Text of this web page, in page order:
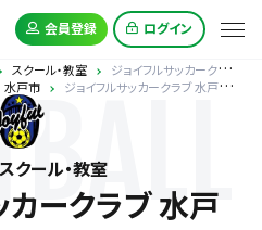
会員登録 ログイン
スクール・教室
ジョイフルサッカークラブ 水戸中央SC【３歳～小学２年生】
水戸市 ジョイフルサッカークラブ 水戸中央SC【３歳～小学２年生】
クール・教室
カークラブ 水戸